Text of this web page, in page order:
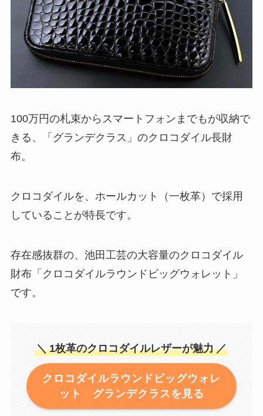
100万円の札束からスマートフォンまでもが収納で
きる、「グランデクラス」のクロコダイル長財
布。
クロコダイルを、ホールカット（一枚革）で採用
していることが特長です。
存在感抜群の、池田工芸の大容量のクロコダイル
財布「クロコダイルラウンドビッグウォレット」
です。
＼ 1枚革のクロコダイルレザーが魅力 ／
クロコダイルラウンドビッグウォレ
ット グランデクラスを見る